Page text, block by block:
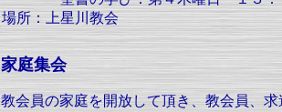
場所：上星川教会
家庭集会
教会員の家庭を開放して頂き、教会員、